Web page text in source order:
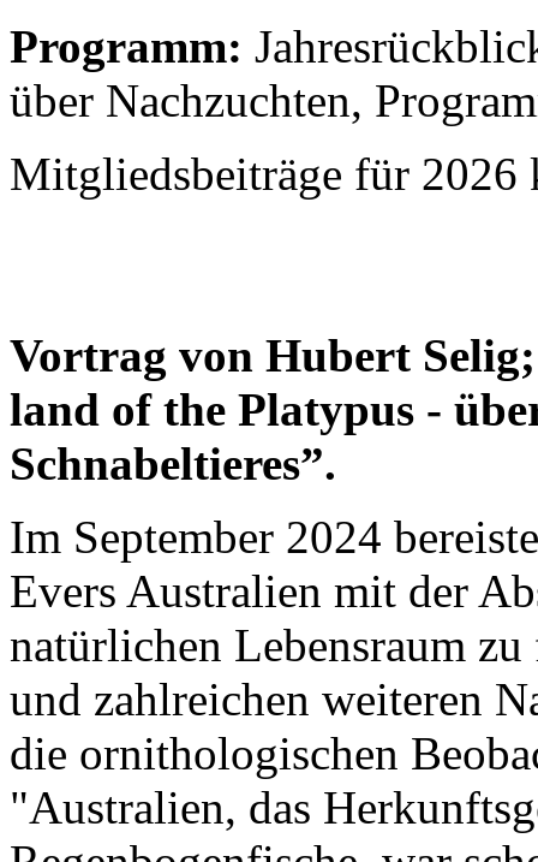
Programm:
über Nachzuchten,
Mitgliedsbeiträge für
Vortrag von Hubert
land of the Platypus -
Schnabeltieres”.
Im September 2024
Evers Australien mit der
natürlichen Lebensraum
und zahlreichen weiteren
die ornithologischen
"Australien, das